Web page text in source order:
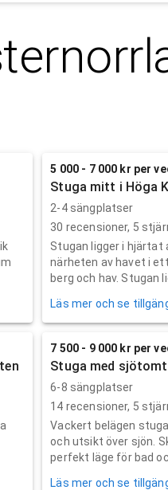
5 000 - 7 000 kr per
Stuga mitt i Höga
2-4 sängplatser
30 recensioner, 5
Stugan ligger i hjärtat
närheten av havet i
berg och hav. Stugan
Läs mer och se
7 500 - 9 000 kr per
Stuga med sjötomt
6-8 sängplatser
14 recensioner, 5
Vackert belägen
och utsikt över sjön.
perfekt läge för bad
Läs mer och se